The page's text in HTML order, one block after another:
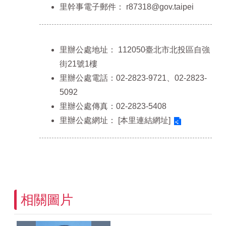
里幹事電子郵件： r87318@gov.taipei
里辦公處地址： 112050臺北市北投區自強
街21號1樓
里辦公處電話：02-2823-9721、02-2823-
5092
里辦公處傳真：02-2823-5408
里辦公處網址：
[本里連結網址]
相關圖片